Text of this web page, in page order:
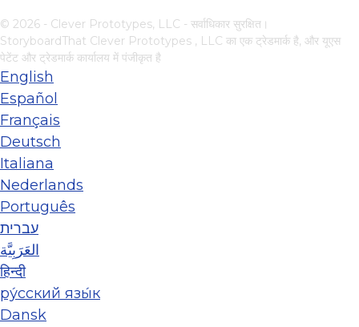
© 2026 - Clever Prototypes, LLC - सर्वाधिकार सुरक्षित।
StoryboardThat Clever Prototypes , LLC का एक ट्रेडमार्क है, और यूएस
पेटेंट और ट्रेडमार्क कार्यालय में पंजीकृत है
English
Español
Français
Deutsch
Italiana
Nederlands
Português
עברית
العَرَبِيَّة
हिन्दी
ру́сский язы́к
Dansk